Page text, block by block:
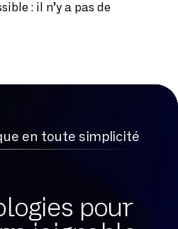
: il n’y a pas de
en toute simplicité
pour